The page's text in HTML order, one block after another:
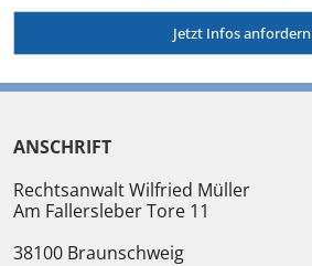
ANSCHRIFT
Rechtsanwalt Wilfried Müller
Am Fallersleber Tore 11
38100 Braunschweig